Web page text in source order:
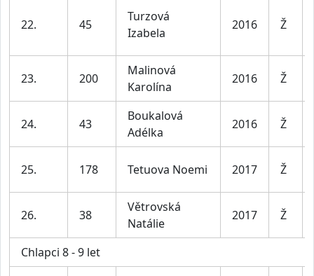
22. 45
Turzová
Izabela
2016 Ž
23. 200
Malinová
Karolína
2016 Ž
24. 43
Boukalová
Adélka
2016 Ž
25. 178 Tetuova Noemi 2017 Ž
26. 38
Větrovská
Natálie
2017 Ž
Chlapci 8 - 9 let